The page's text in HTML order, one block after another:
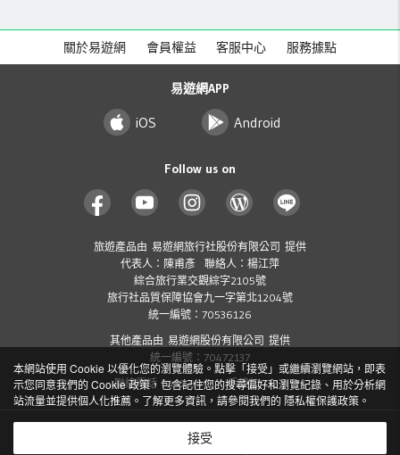
關於易遊網 會員權益 客服中心 服務據點
易遊網APP
iOS Android
Follow us on
旅遊產品由 易遊網旅行社股份有限公司 提供
代表人：陳甫彥 聯絡人：楊江萍
綜合旅行業交觀綜字2105號
旅行社品質保障協會九一字第北1204號
統一編號：70536126
其他產品由 易遊網股份有限公司 提供
統一編號：70472137
聯絡電話：412-8001 ( 手機加 02 )
隱私權保護政策及個資聲明
本網站使用 Cookie 以優化您的瀏覽體驗。點擊「接受」或繼續瀏覽網站，即表
示您同意我們的 Cookie 政策，包含記住您的搜尋偏好和瀏覽紀錄、用於分析網
站流量並提供個人化推薦。了解更多資訊，請參閱我們的 隱私權保護政策 。
接受